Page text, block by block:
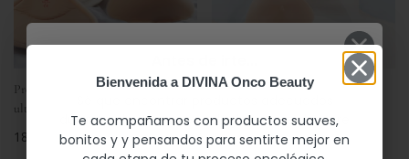
Prótesis AUTHENTIC 1020X
ultraligera bilateral
Precio
189,90 €
Prótesis ACTIVE bilateral 1054X
Precio
210,00 €
durante el proceso oncológico no es siempre
fácil.
Bienvenida a DIVINA Onco Beauty
Te acompañamos con productos suaves,
bonitos y y pensandos para sentirte mejor en